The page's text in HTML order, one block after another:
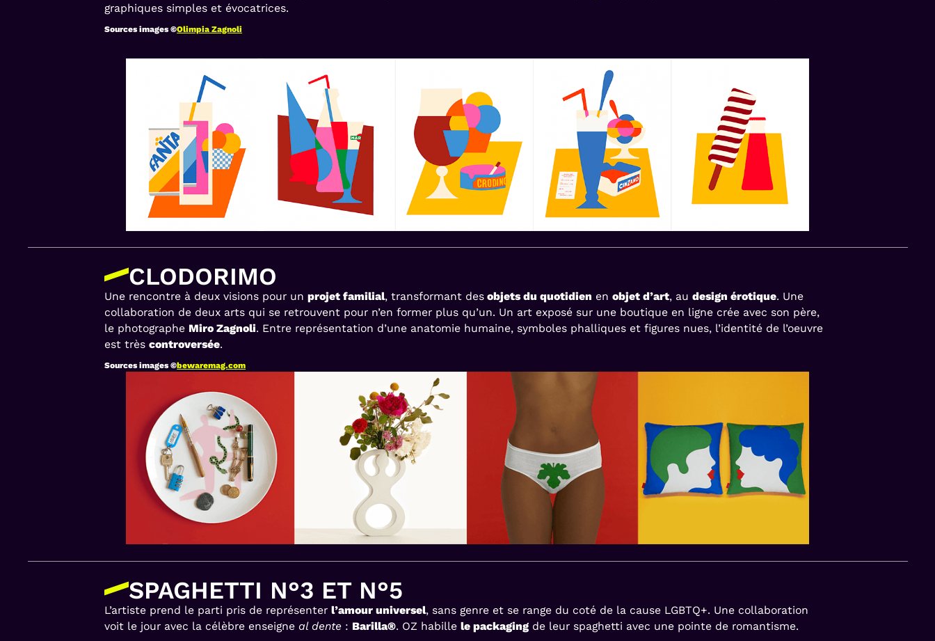
graphiques simples et évocatrices.
Sources images ©Olimpia Zagnoli
CLODORIMO
Une rencontre à deux visions pour unprojet familial, transformant des objets du quotidien enobjet d’art, audesign érotique. Une
collaboration de deux arts qui se retrouvent pour n’en former plus qu’un. Un art exposé sur une boutique en ligne crée avec son père,
le photographe Miro Zagnoli. Entre représentation d’une anatomie humaine, symboles phalliques et figures nues, l’identité de l’oeuvre
est trèscontroversée.
Sources images ©bewaremag.com
SPAGHETTI N°3 ET N°5
L’artiste prend le parti pris de représenterl’amour universel, sans genre et se range du coté de la cause LGBTQ+. Une collaboration
voit le jour avec la célèbre enseigneal dente : Barilla®. OZ habillele packaging de leur spaghetti avec une pointe de romantisme.